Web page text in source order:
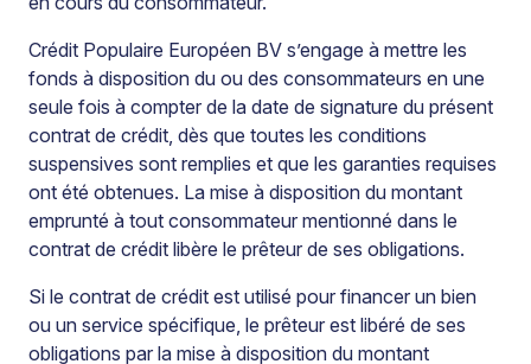
Crédit Populaire Européen BV s’engage à mettre les
fonds à disposition du ou des consommateurs en une
seule fois à compter de la date de signature du présent
contrat de crédit, dès que toutes les conditions
suspensives sont remplies et que les garanties requises
ont été obtenues. La mise à disposition du montant
emprunté à tout consommateur mentionné dans le
contrat de crédit libère le prêteur de ses obligations.
Si le contrat de crédit est utilisé pour financer un bien
ou un service spécifique, le prêteur est libéré de ses
obligations par la mise à disposition du montant